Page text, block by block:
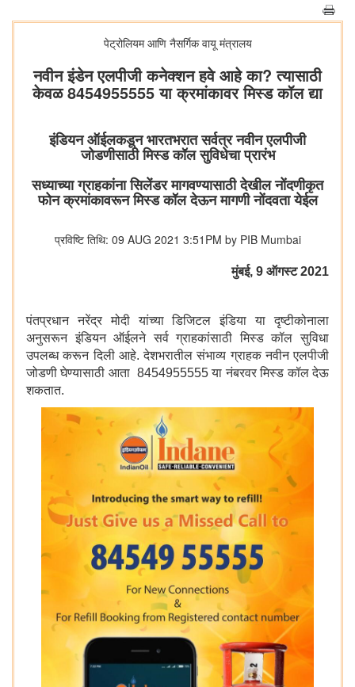
पेट्रोलियम आणि नैसर्गिक वायू मंत्रालय
नवीन इंडेन एलपीजी कनेक्शन हवे आहे का? त्यासाठी
केवळ 8454955555 या क्रमांकावर मिस्ड कॉल द्या
इंडियन ऑईलकडून भारतभरात सर्वत्र नवीन एलपीजी
जोडणीसाठी मिस्ड कॉल सुविधेचा प्रारंभ
सध्याच्या ग्राहकांना सिलेंडर मागवण्यासाठी देखील नोंदणीकृत
फोन क्रमांकावरून मिस्ड कॉल देऊन मागणी नोंदवता येईल
प्रविष्टि तिथि: 09 AUG 2021 3:51PM by PIB Mumbai
मुंबई, 9 ऑगस्‍ट 2021
पंतप्रधान नरेंद्र मोदी यांच्या डिजिटल इंडिया या दृष्टीकोनाला
अनुसरून इंडियन ऑईलने सर्व ग्राहकांसाठी मिस्ड कॉल सुविधा
उपलब्ध करून दिली आहे. देशभरातील संभाव्य ग्राहक नवीन एलपीजी
जोडणी घेण्यासाठी आता 8454955555 या नंबरवर मिस्ड कॉल देऊ
शकतात.